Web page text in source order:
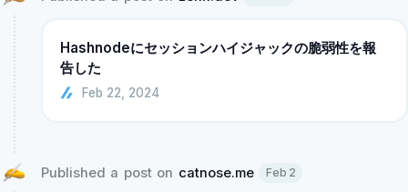
Hashnodeにセッションハイジャックの脆弱性を報
告した
Feb 22, 2024
Published a post on catnose.me Feb 2